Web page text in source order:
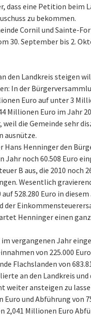
dass eine Petition beim
zu bekommen.
Cornil und Sainte-
30. September bis 2.
den Landkreis steigen
In der
Euro auf unter 3
Millionen Euro im Jahr
weil die Gemeinde sehr
ausnütze.
Henninger den
Jahr noch 60.508 Euro
B aus, die 2010 noch
Wesentlich
528.280 Euro in
der
Henninger einen
vergangenen Jahr
von 225.000
Flachslanden von
an den Landkreis
weiter ansteigen zu
und Abführung von
Millionen Euro